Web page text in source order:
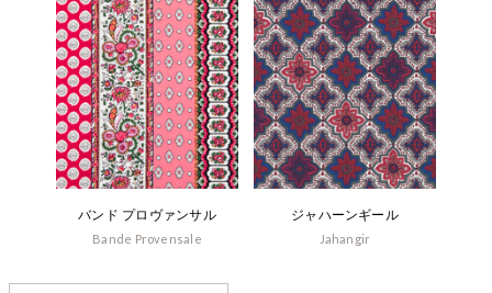
バンド プロヴァンサル
Bande Provensale
ジャハーンギール
Jahangir